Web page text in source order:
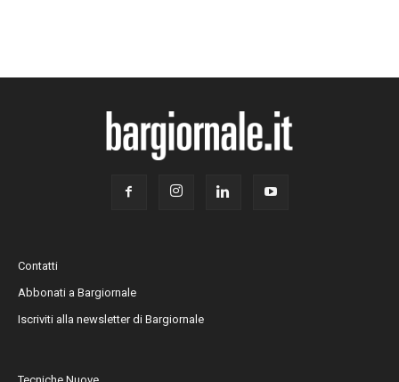
Contatti
Abbonati a Bargiornale
Iscriviti alla newsletter di Bargiornale